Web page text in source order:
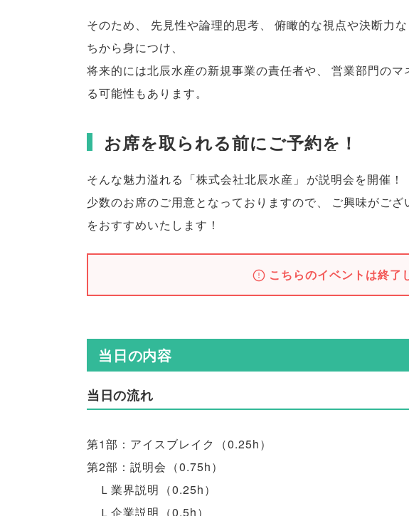
そのため、 先見性や論理的思考、
俯瞰的な視点や決断力
ちから身につけ、
将来的には北辰水産の新規事業の責任者や、
営業部門のマ
る可能性もあります。
お席を取られる前にご予約を！
そんな魅力溢れる 「株式会社北辰水産 」 が説明会を開催！
少数のお席のご用意となっておりますので、 ご興味がござ
をおすすめいたします！
こちらのイベントは終了
当日の内容
当日の流れ
第1部：アイスブレイク （0.25h）
第2部：説明会 （0.75h）
Ｌ業界説明 （0.25h）
Ｌ企業説明 （0.5h）